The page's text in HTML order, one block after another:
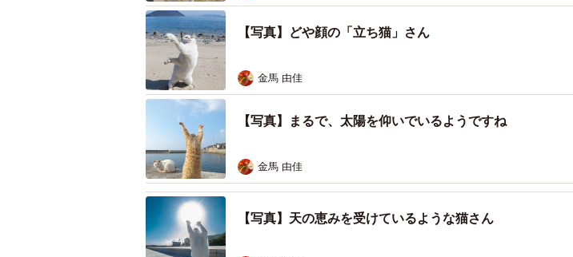
空に向かって何をお願いしてるの？（提供：山本正義さん）
山本さんは、主に、香川県の離島や瀬戸内海で猫の写真を撮影。インスタ
た島猫の写真が人気で、とりわけ猫が２本足で立つ姿＝「立ち猫」が、
と好評を得ています。
情報番組「ZIP」（日本テレビ）の「WAVE」コーナーで注目され、2019
ち猫」（ナツメ社）を出版。また、「よ〜いドン！」（関西テレビ）の「
さん」に取り上げられたり、有吉ギョーカイトラベル（TBS）ではリモー
を務めたことも。2021年には、イギリスのTIMES紙に立ち猫写真が掲載さ
【写真】どや顔の「立ち猫」さん
金馬 由佳
【写真】まるで、太陽を仰いでいるようですね
金馬 由佳
【写真】天の恵みを受けているような猫さん